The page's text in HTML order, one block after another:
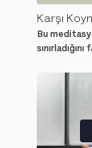
Karşı
Bu